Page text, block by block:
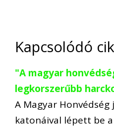
Kapcsolódó
"A magyar
legkorszerűbb
A Magyar
katonáival lépett be